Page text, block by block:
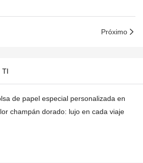
Próximo
TI
de papel especial personalizada en
champán dorado: lujo en cada viaje